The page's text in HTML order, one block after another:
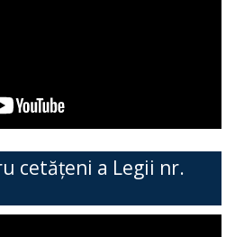
cetățeni a Legii nr.